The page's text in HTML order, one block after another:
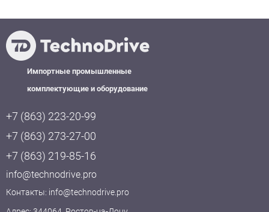
Импортные промышленные
комплектующие и оборудование
+7 (863) 223-20-99
+7 (863) 273-27-00
+7 (863) 219-85-16
info@technodrive.pro
Контакты: info@technodrive.pro